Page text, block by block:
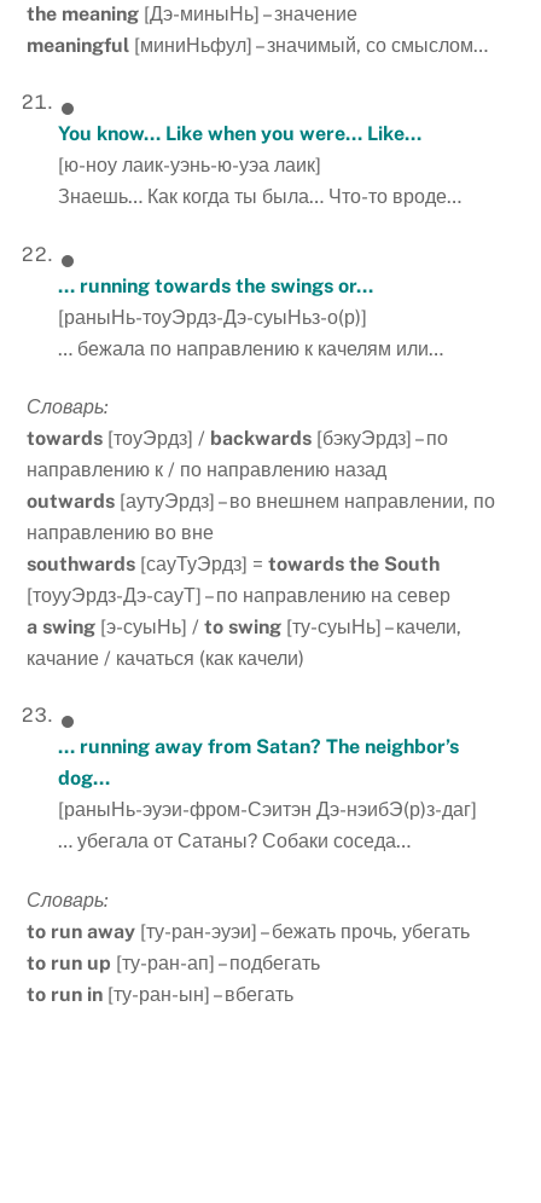
the meaning [Дэ-миныНь] – значение
meaningful [миниНьфул] – значимый, со смыслом…
You know… Like when you were… Like…
[ю-ноу лаик-уэнь-ю-уэа лаик]
Знаешь… Как когда ты была… Что-то вроде…
… running towards the swings or…
[раныНь-тоуЭрдз-Дэ-суыНьз-о(р)]
… бежала по направлению к качелям или…
Словарь:
towards [тоуЭрдз] / backwards [бэкуЭрдз] – по
направлению к / по направлению назад
outwards [аутуЭрдз] – во внешнем направлении, по
направлению во вне
southwards [сауТуЭрдз] =towards the South
[тоууЭрдз-Дэ-сауТ] – по направлению на север
a swing [э-суыНь] /to swing [ту-суыНь] – качели,
качание / качаться (как качели)
… running away from Satan? The neighbor’s
dog…
[раныНь-эуэи-фром-Сэитэн Дэ-нэибЭ(р)з-даг]
… убегала от Сатаны? Собаки соседа…
Словарь:
to run away [ту-ран-эуэи] – бежать прочь, убегать
to run up [ту-ран-ап] – подбегать
to run in [ту-ран-ын] – вбегать